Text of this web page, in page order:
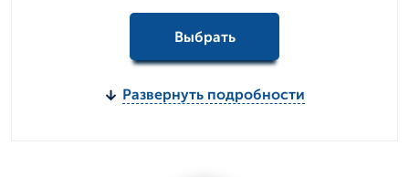
Выбрать
Развернуть подробности